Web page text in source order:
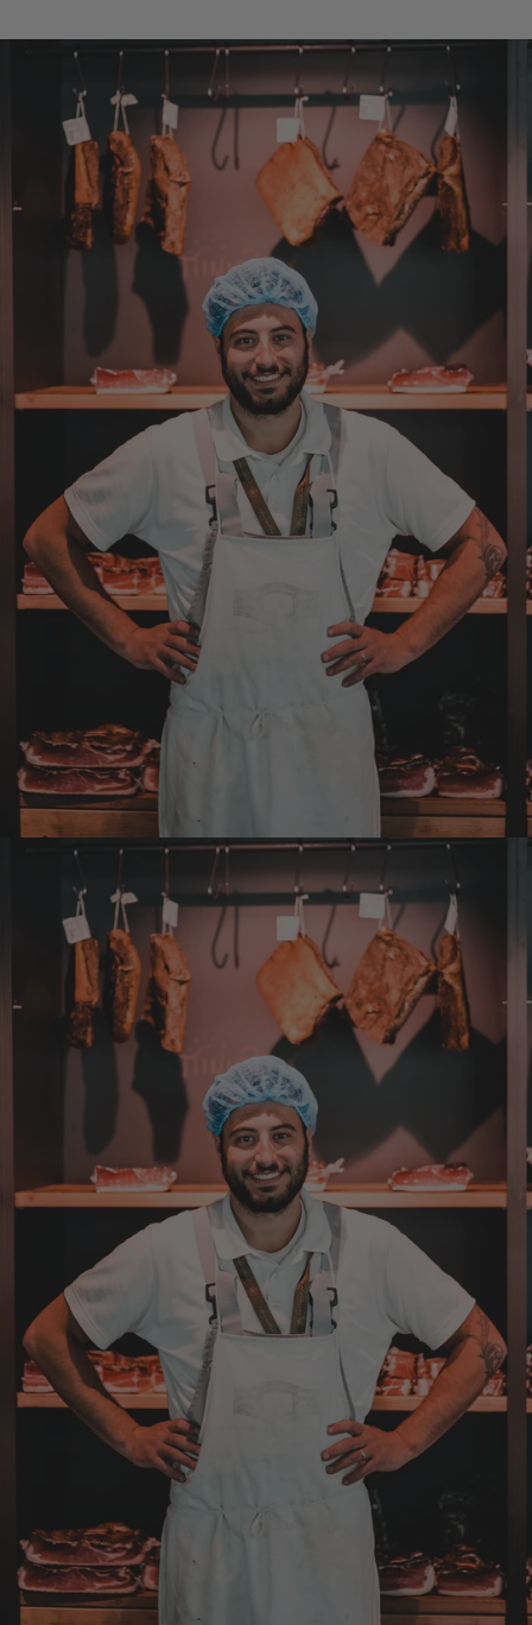
Anonym
Verifizierter Kunde
Bisher alles lecker und gut.
7.8.2026
Roland
Verifizierter Kunde
Hallo Ich konnte erst heute mein Paket
abholen , bin sehr überrascht kann Euch nur
weiter empfehlen Lg Roland Rihaczek
6.8.2026
Verifizierter Kunde
Die Abläufe sind super einfach. Die Ware hat
eine sensationelle Qualität und die Lieferung
erfolgt schnell und zuverlässig. 👍
6.8.2026
Hans-Jürgen
Verifizierter Kunde
Was ich bisher gegessen habe, war sehr
6.8.2026
Heinrich
Verifizierter Kunde
der Schinken war fest und kernig
ausgewogener Geschmack- ich habe schon
wieder nachbestellt.
Josef
Verifizierter Kunde
Lieferung funktioniert gut. Geschmack und
Qualität sehr gut. Ich habe schon vieles
probiert und auch wieder bestellt.
5.8.2026
Norbert
Verifizierter Kunde
Qualität hervorragend, leider ist der Versand
nach Deutschland mit GLS unterirdisch. Bitte
auf DHL umstellen, auch wenn die
Versandkosten dadurch höher sein sollten.